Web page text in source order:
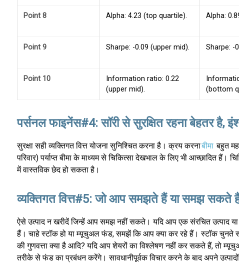
Point 8 Alpha: 4.23 (top quartile). Alpha:
Point 9 Sharpe: -0.09 (upper mid). Sharpe: -
Point 10
Information ratio: 0.22
(upper mid).
(bottom
पर्सनल फाइनेंस#4: सॉरी से सुरक्षित रहना बेहतर है,
सुरक्षा सही व्यक्तिगत वित्त योजना सुनिश्चित करना है। क्रय करनाबीमा बहुत
परिवार) पर्याप्त बीमा के माध्यम से चिकित्सा देखभाल के लिए भी आच्छादित
में वास्तविक छेद हो सकता है।
व्यक्तिगत वित्त#5: जो आप समझते हैं या समझ सकते
ऐसे उत्पाद न खरीदें जिन्हें आप समझ नहीं सकते। यदि आप एक संरचित उत्पाद या
हैं। चाहे स्टॉक हो या म्यूचुअल फंड, समझें कि आप क्या कर रहे हैं। स्टॉक चुनते
की गुणवत्ता क्या है आदि? यदि आप शेयरों का विश्लेषण नहीं कर सकते हैं, तो
तरीके से फंड का प्रबंधन करेंगे। सावधानीपूर्वक विचार करने के बाद अपने